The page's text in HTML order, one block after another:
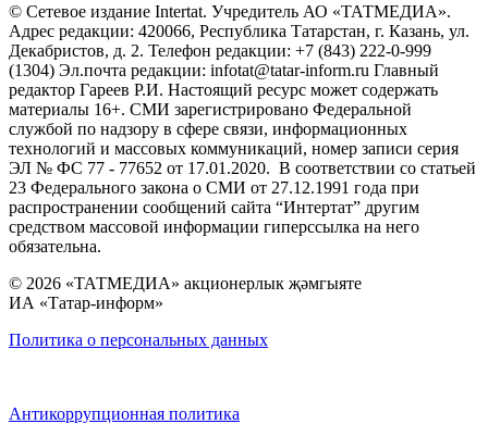
© Сетевое издание Intertat. Учредитель АО «ТАТМЕДИА».
Адрес редакции: 420066, Республика Татарстан, г. Казань, ул.
Декабристов, д. 2. Телефон редакции: +7 (843) 222-0-999
(1304) Эл.почта редакции: infotat@tatar-inform.ru Главный
редактор Гареев Р.И. Настоящий ресурс может содержать
материалы 16+. СМИ зарегистрировано Федеральной
службой по надзору в сфере связи, информационных
технологий и массовых коммуникаций, номер записи серия
ЭЛ № ФС 77 - 77652 от 17.01.2020. В соответствии со статьей
23 Федерального закона о СМИ от 27.12.1991 года при
распространении сообщений сайта “Интертат” другим
средством массовой информации гиперссылка на него
обязательна.
© 2026 «ТАТМЕДИА» акционерлык җәмгыяте
ИА «Татар-информ»
Политика о персональных данных
Антикоррупционная политика